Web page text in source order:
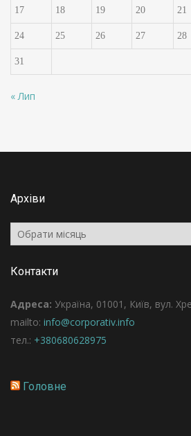
17 18 19 20 21
24 25 26 27 28
31
« Лип
Архіви
Архіви
Контакти
Адреса: Україна, 01001, Київ, вул.
mailto: info@corporativ.info
тел.: +380680628975
Головне